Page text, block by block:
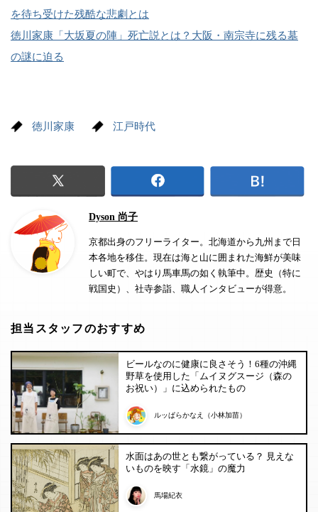
を待ち受けた残酷な悲劇とは
徳川家康「大坂夏の陣」死亡説とは？大阪・南宗寺に残る墓
の謎に迫る
徳川家康 江戸時代
Dyson 尚子
京都出身のフリーライター。北海道から九州まで日
本各地を移住。現在は海と山に囲まれた海鮮が美味
しい町で、やはり馬車馬の如く執筆中。歴史（特に
戦国史）、社寺参詣、職人インタビューが得意。
担当スタッフのおすすめ
ビールなのに健康に良さそう！6種の沖縄
野草を使用した「ムイヌグスージ（森の
お祝い）」に込められたもの
ルッぱらかなえ（小林加苗）
水面はあの世とも繋がっている？ 見えな
いものを映す「水鏡」の魔力
馬場紀衣